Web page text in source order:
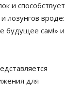
и способствует
лозунгов вроде:
будущее сам!» и
для